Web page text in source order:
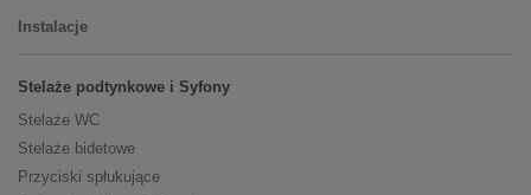
Instalacje
Stelaże podtynkowe i Syfony
Stelaże WC
Stelaże bidetowe
Przyciski spłukujące